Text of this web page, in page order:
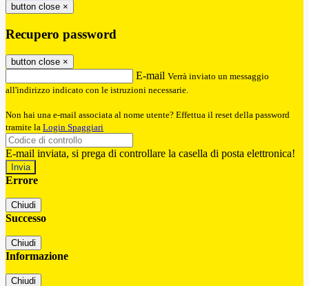
button close ×
Recupero password
button close ×
E-mail Verrà inviato un messaggio
all'indirizzo indicato con le istruzioni necessarie.
Non hai una e-mail associata al nome utente? Effettua il reset della password
tramite la Login Spaggiari
E-mail inviata, si prega di controllare la casella di posta elettronica!
Errore
Chiudi
Successo
Chiudi
Informazione
Chiudi